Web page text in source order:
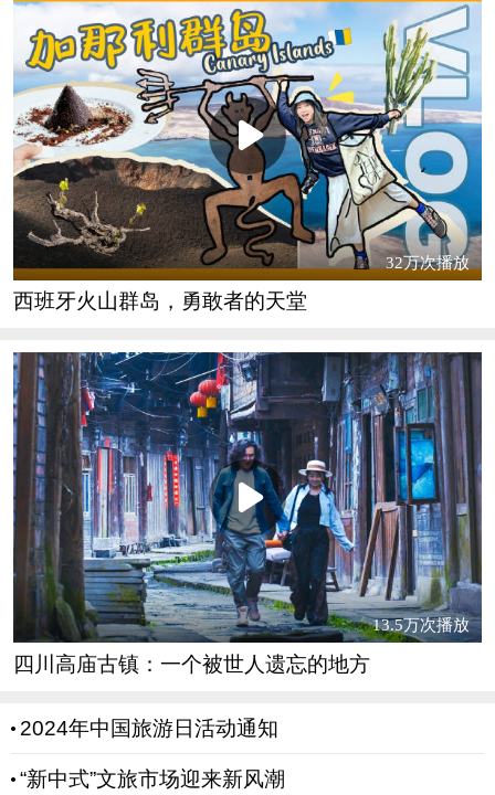
32万次播放
西班牙火山群岛，勇敢者的天堂
13.5万次播放
四川高庙古镇：一个被世人遗忘的地方
2024年中国旅游日活动通知
“新中式”文旅市场迎来新风潮